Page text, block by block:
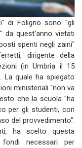
di Foligno sono "gli
da quest'anno vietati
spenti negli zaini"
dirigente della
(in Umbria il 15
quale ha spiegato
ministeriali "non va
che la scuola "ha
per gli studenti, con
del provvedimento".
ha scelto questa
necessari per